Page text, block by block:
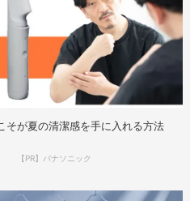
そが夏の清潔感を手に入れる方法
【PR】パナソニック